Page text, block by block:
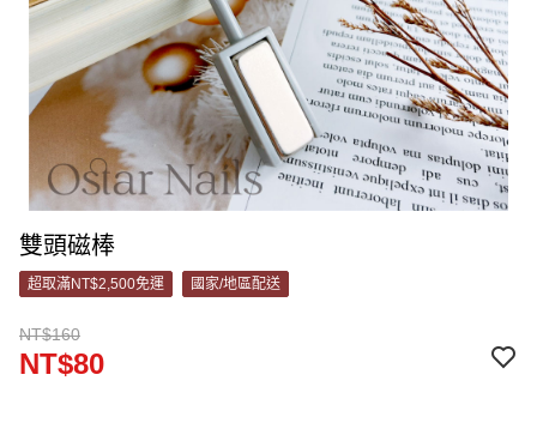
雙頭磁棒
超取滿NT$2,500免運 國家/地區配送
NT$160
NT$80